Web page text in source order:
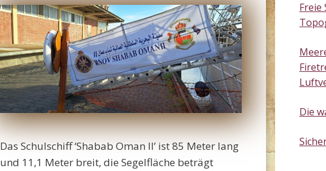
Das Schulschiff ‘Shabab Oman II’ ist 85 Meter lang
und 11,1 Meter breit, die Segelfläche beträgt
Freie
Die